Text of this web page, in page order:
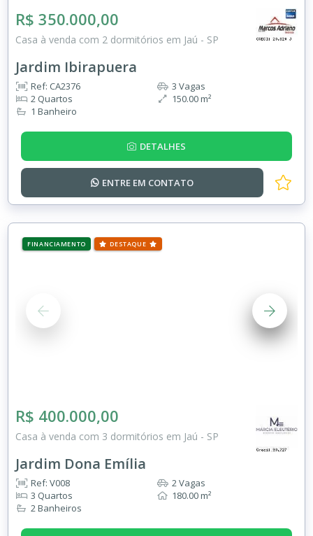
R$ 350.000,00
Casa à venda com 2 dormitórios em Jaú - SP
Jardim Ibirapuera
Ref: CA2376
2 Quartos
1 Banheiro
3 Vagas
150.00 m²
DETALHES
ENTRE EM CONTATO
FINANCIAMENTO DESTAQUE
R$ 400.000,00
Casa à venda com 3 dormitórios em Jaú - SP
Jardim Dona Emília
Ref: V008
3 Quartos
2 Banheiros
2 Vagas
180.00 m²